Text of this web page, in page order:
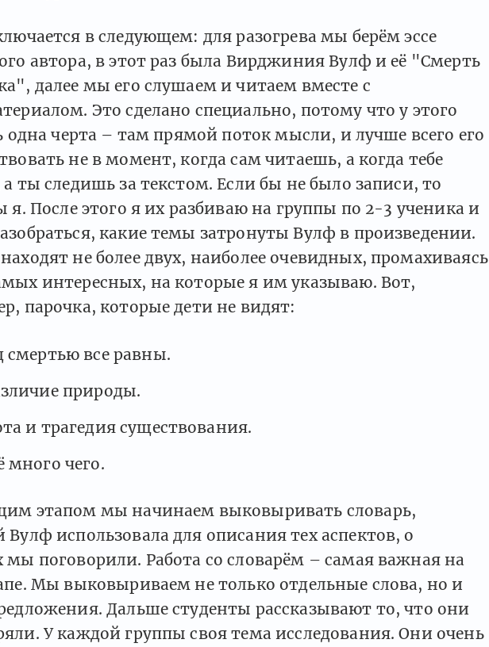
в следующем: для разогрева мы берём эссе
автора, в этот раз была Вирджиния Вулф и её "Смерть
далее мы его слушаем и читаем вместе с
Это сделано специально, потому что у этого
одна черта – там прямой поток мысли, и лучше всего его
не в момент, когда сам читаешь, а когда тебе
ты следишь за текстом. Если бы не было записи, то
я. После этого я их разбиваю на группы по 2-3 ученика и
какие темы затронуты Вулф в произведении.
не более двух, наиболее очевидных, промахиваясь
интересных, на которые я им указываю. Вот,
парочка, которые дети не видят:
смертью все равны.
природы.
и трагедия существования.
много чего.
этапом мы начинаем выковыривать словарь,
использовала для описания тех аспектов, о
мы поговорили. Работа со словарём – самая важная на
Мы выковыриваем не только отдельные слова, но и
Дальше студенты рассказывают то, что они
У каждой группы своя тема исследования. Они очень